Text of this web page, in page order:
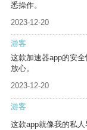
悉操作。
2023-12-20
游客
这款加速器app的安
放心。
2023-12-20
游客
这款app就像我的私人